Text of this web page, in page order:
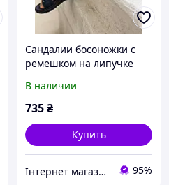
Сандалии босоножки с
ремешком на липучке
В наличии
735₴
Купить
Інтернет магазин View Fashion 95%